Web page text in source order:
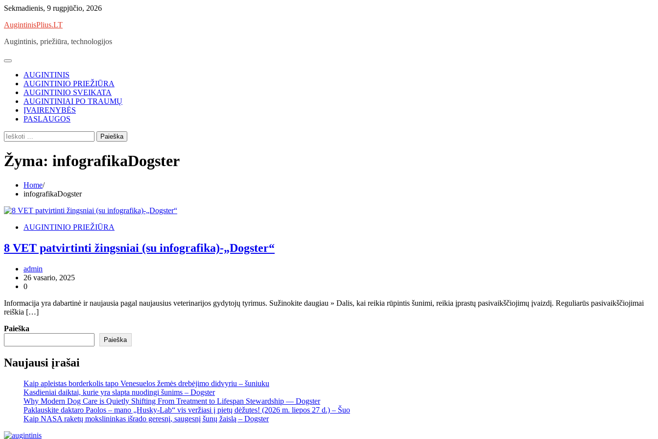
Skip
content
Sekmadienis, 9 rugpjūčio, 2026
AugintinisPlius.LT
Augintinis, priežiūra, technologijos
AUGINTINIS
AUGINTINIO PRIEŽIŪRA
AUGINTINIO SVEIKATA
AUGINTINIAI PO TRAUMŲ
ĮVAIRENYBĖS
PASLAUGOS
Ieškoti:
Žyma: infografikaDogster
Home
infografikaDogster
AUGINTINIO PRIEŽIŪRA
8 VET patvirtinti žingsniai (su infografika)-„Dogster“
admin
26 vasario, 2025
0
Informacija yra dabartinė ir naujausia pagal naujausius veterinarijos gydytojų tyrimus. Sužinokite daugiau » Dalis, kai reikia rūpintis šunimi, reikia įprastų pasivaikščiojimų įvaizdį. Reguliarūs pasivaikščiojimai
reiškia […]
Paieška
Paieška
Naujausi įrašai
Kaip apleistas borderkolis tapo Venesuelos žemės drebėjimo didvyriu – šuniuku
Kasdieniai daiktai, kurie yra slapta nuodingi šunims – Dogster
Why Modern Dog Care is Quietly Shifting From Treatment to Lifespan Stewardship — Dogster
Paklauskite daktaro Paolos – mano „Husky-Lab“ vis veržiasi į pietų dėžutes! (2026 m. liepos 27 d.) – Šuo
Kaip NASA raketų mokslininkas išrado geresnį, saugesnį šunų žaislą – Dogster